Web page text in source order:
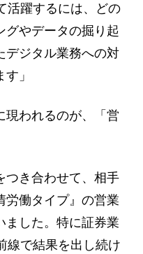
活躍するには、どの
グやデータの掘り起
デジタル業務への対
」
われるのが、「営
つき合わせて、相手
労働タイプ』の営業
ました。特に証券業
線で結果を出し続け